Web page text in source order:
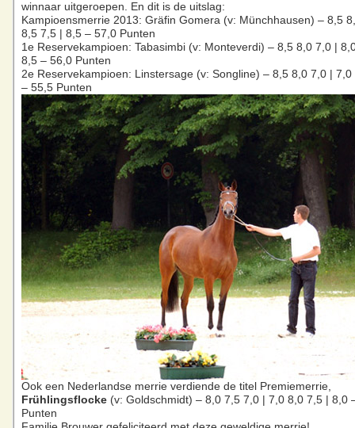
winnaar uitgeroepen. En dit is de uitslag:
Kampioensmerrie 2013: Gräfin Gomera (v: Münchhausen) – 8,5
8,5 7,5 | 8,5 – 57,0 Punten
1e Reservekampioen: Tabasimbi (v: Monteverdi) – 8,5 8,0 7,0 |
8,5 – 56,0 Punten
2e Reservekampioen: Linstersage (v: Songline) – 8,5 8,0 7,0 |
– 55,5 Punten
Ook een Nederlandse merrie verdiende de titel Premiemerrie,
Frühlingsflocke (v: Goldschmidt) – 8,0 7,5 7,0 | 7,0 8,0 7,5 | 8,0
Punten